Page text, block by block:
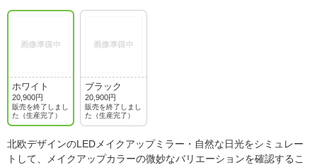
ホワイト
20,900円
販売を終了しまし
た（生産完了）
ブラック
20,900円
販売を終了しまし
た（生産完了）
北欧デザインのLEDメイクアップミラー・自然な日光をシミュレー
トして、メイクアップカラーの微妙なバリエーションを確認するこ